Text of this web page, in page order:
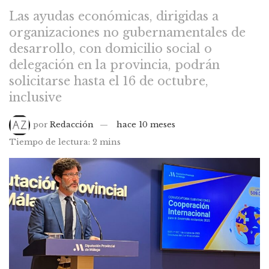
Las ayudas económicas, dirigidas a
organizaciones no gubernamentales de
desarrollo, con domicilio social o
delegación en la provincia, podrán
solicitarse hasta el 16 de octubre,
inclusive
por Redacción
hace 10 meses
Tiempo de lectura: 2 mins